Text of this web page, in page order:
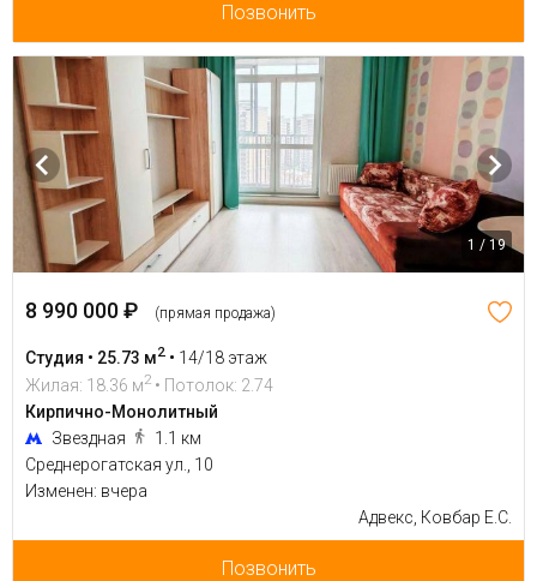
Позвонить
1 / 19
8 990 000 ₽ (прямая продажа)
Студия • 25.73 м2 • 14/18 этаж
Жилая: 18.36 м2 • Потолок: 2.74
Кирпично-Монолитный
Звездная
1.1 км
Среднерогатская ул., 10
Изменен: вчера
Адвекс, Ковбар Е.С.
Позвонить